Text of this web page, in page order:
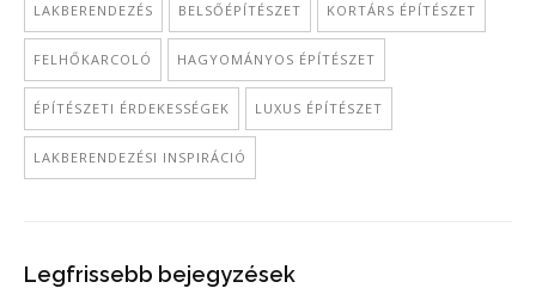
LAKBERENDEZÉS BELSŐÉPÍTÉSZET KORTÁRS ÉPÍTÉSZET
FELHŐKARCOLÓ HAGYOMÁNYOS ÉPÍTÉSZET
ÉPÍTÉSZETI ÉRDEKESSÉGEK LUXUS ÉPÍTÉSZET
LAKBERENDEZÉSI INSPIRÁCIÓ
Legfrissebb bejegyzések